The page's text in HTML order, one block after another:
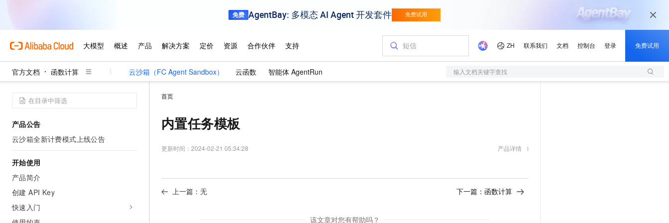
官方文档 函数计算 云沙箱（FC Agent Sandbox） 云函数 智能体 AgentRun 输入文档关键字查找
产品公告
云沙箱全新计费模式上线公告
开始使用
产品简介
创建 API Key
快速入门
首页
内置任务模板
更新时间： 2024-02-21 05:34:28 产品详情
上一篇：无 下一篇： 函数计算
该文章对您有帮助吗？